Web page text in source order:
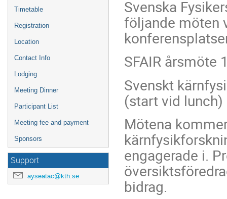
Timetable
Registration
Location
Contact Info
Lodging
Meeting Dinner
Participant List
Meeting fee and payment
Sponsors
Support
ayseatac@kth.se
Svenska
följande möten
SFAIR årsmöte
Svenskt
(start vid lunch)
Mötena
engagerade i.
bidrag.